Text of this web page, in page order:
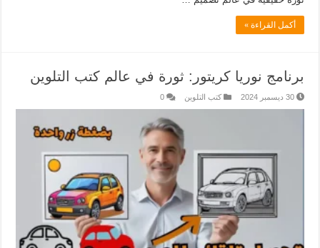
أكمل القراءة »
برنامج نوريا كريتور: ثورة في عالم كتب التلوين
30 ديسمبر 2024 كتب التلوين 0